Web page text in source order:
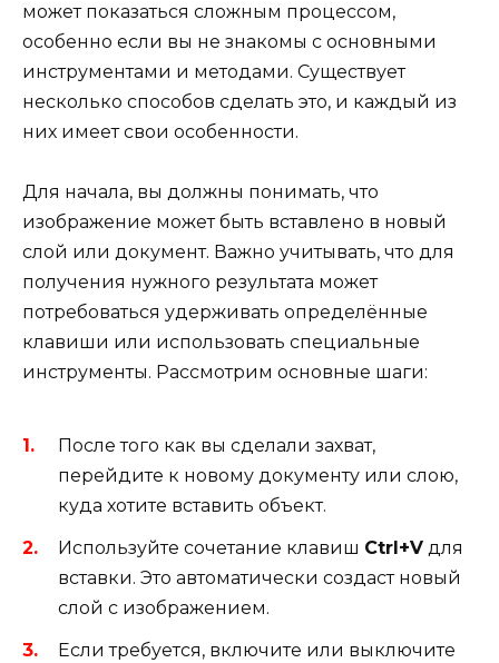
может показаться сложным процессом,
особенно если вы не знакомы с основными
инструментами и методами. Существует
несколько способов сделать это, и каждый из
них имеет свои особенности.
Для начала, вы должны понимать, что
изображение может быть вставлено в новый
слой или документ. Важно учитывать, что для
получения нужного результата может
потребоваться удерживать определённые
клавиши или использовать специальные
инструменты. Рассмотрим основные шаги:
После того как вы сделали захват,
перейдите к новому документу или слою,
куда хотите вставить объект.
Используйте сочетание клавиш Ctrl+V для
вставки. Это автоматически создаст новый
слой с изображением.
Если требуется, включите или выключите